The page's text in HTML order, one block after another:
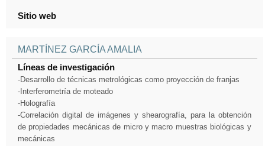
Sitio web
MARTÍNEZ GARCÍA AMALIA
Líneas de investigación
-Desarrollo de técnicas metrológicas como proyección de franjas
-Interferometría de moteado
-Holografía
-Correlación digital de imágenes y shearografía, para la obtención
de propiedades mecánicas de micro y macro muestras biológicas y
mecánicas